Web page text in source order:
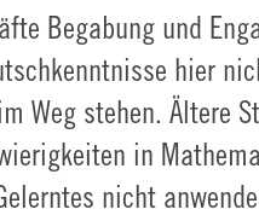
Begabung und
hier
Weg stehen. Ältere
in
nicht